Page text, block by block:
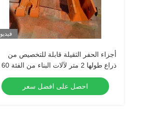
فيديو
أجزاء الحفر الثقيلة قابلة للتخصيص من
ذراع طولها 2 متر لآلات البناء من الفئة 60
احصل على افضل سعر